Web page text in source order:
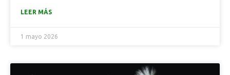
LEER MÁS
1 mayo 2026